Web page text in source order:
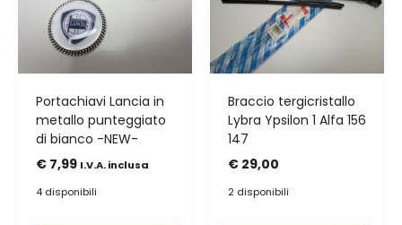
Portachiavi Lancia in
metallo punteggiato
di bianco -NEW-
€ 7,99 I.V.A. inclusa
4 disponibili
Braccio tergicristallo
Lybra Ypsilon 1 Alfa 156
147
€ 29,00
2 disponibili